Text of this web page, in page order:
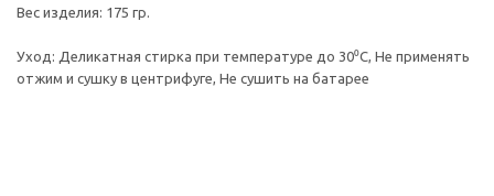
Вес изделия: 175 гр.
Уход: Деликатная стирка при температуре до 30⁰С, Не применять
отжим и сушку в центрифуге, Не сушить на батарее